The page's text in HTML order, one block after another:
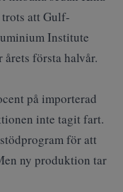
att Gulf-
Institute
första halvår.
på importerad
inte tagit fart.
för att
ny produktion tar